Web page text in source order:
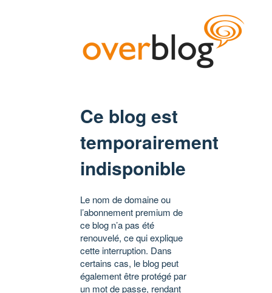
Ce blog est
temporairement
indisponible
Le nom de domaine ou
l’abonnement premium de
ce blog n’a pas été
renouvelé, ce qui explique
cette interruption. Dans
certains cas, le blog peut
également être protégé par
un mot de passe, rendant